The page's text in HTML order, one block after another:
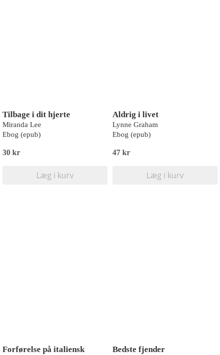
Tilbage i dit hjerte
Miranda Lee
Ebog (epub)
30 kr
Læg i kurv
Aldrig i livet
Lynne Graham
Ebog (epub)
47 kr
Læg i kurv
Forførelse på italiensk Bedste fjender